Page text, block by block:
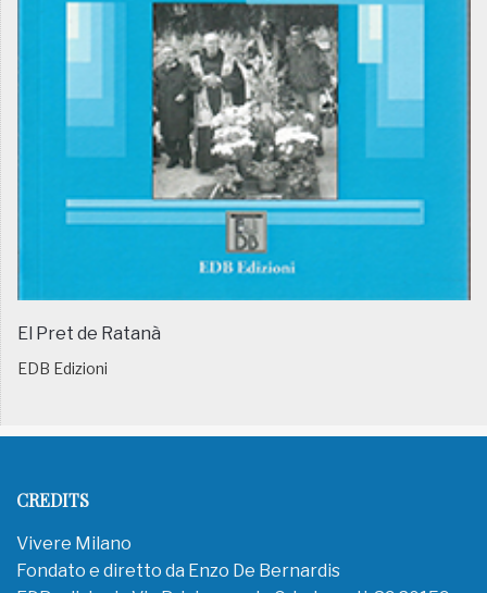
El Pret de Ratanà
EDB Edizioni
CREDITS
Vivere Milano
Fondato e diretto da Enzo De Bernardis